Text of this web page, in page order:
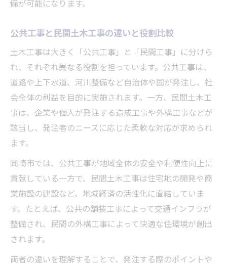
備が可能になります。
公共工事と民間土木工事の違いと役割比較
土木工事は大きく「公共工事」と「民間工事」に分けら
れ、それぞれ異なる役割を担っています。公共工事は、
道路や上下水道、河川整備など自治体や国が発注し、社
会全体の利益を目的に実施されます。一方、民間土木工
事は、企業や個人が発注する造成工事や外構工事などが
該当し、発注者のニーズに応じた柔軟な対応が求められ
ます。
岡崎市では、公共工事が地域全体の安全や利便性向上に
貢献している一方で、民間土木工事は住宅地の開発や商
業施設の建設など、地域経済の活性化に直結していま
す。たとえば、公共の舗装工事によって交通インフラが
整備され、民間の外構工事によって快適な住環境が創出
されます。
両者の違いを理解することで、発注する際のポイントや